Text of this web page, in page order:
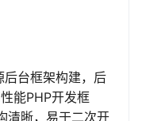
台框架构建，后
能PHP开发框
清晰，易于二次开